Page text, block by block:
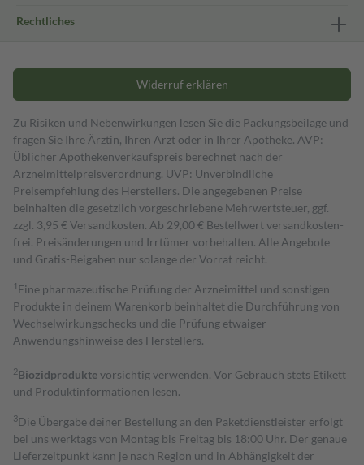
Rechtliches
Widerruf erklären
Zu Risiken und Nebenwirkungen lesen Sie die Packungsbeilage und
fragen Sie Ihre Ärztin, Ihren Arzt oder in Ihrer Apotheke. AVP:
Üblicher Apothekenverkaufspreis berechnet nach der
Arzneimittelpreisverordnung. UVP: Unverbindliche
Preisempfehlung des Herstellers. Die angegebenen Preise
beinhalten die gesetzlich vorgeschriebene Mehrwertsteuer, ggf.
zzgl. 3,95 € Versandkosten. Ab 29,00 € Bestell­wert versand­kosten­
frei. Preisänderungen und Irrtümer vorbehalten. Alle Angebote
und Gratis-Beigaben nur solange der Vorrat reicht.
1 Eine pharmazeutische Prüfung der Arzneimittel und sonstigen
Produkte in deinem Warenkorb beinhaltet die Durchführung von
Wechselwirkungschecks und die Prüfung etwaiger
Anwendungshinweise des Herstellers.
2Biozidproduktevorsichtig verwenden. Vor Gebrauch stets Etikett
und Produktinformationen lesen.
3Die Übergabe deiner Bestellung an den Paketdienstleister erfolgt
bei uns werktags von Montag bis Freitag bis 18:00 Uhr. Der genaue
Lieferzeitpunkt kann je nach Region und in Abhängigkeit der